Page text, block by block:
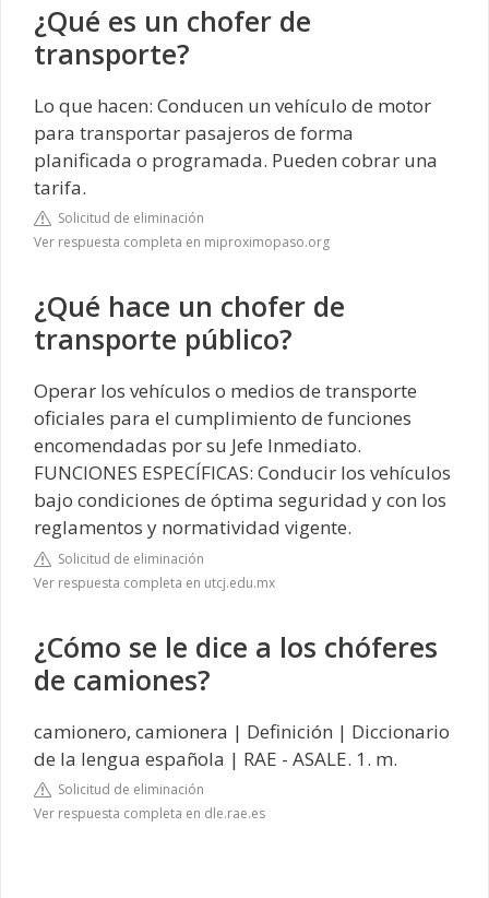
¿Qué es un chofer de
transporte?
Lo que hacen: Conducen un vehículo de motor
para transportar pasajeros de forma
planificada o programada. Pueden cobrar una
tarifa.
Solicitud de eliminación
Ver respuesta completa en miproximopaso.org
¿Qué hace un chofer de
transporte público?
Operar los vehículos o medios de transporte
oficiales para el cumplimiento de funciones
encomendadas por su Jefe Inmediato.
FUNCIONES ESPECÍFICAS: Conducir los vehículos
bajo condiciones de óptima seguridad y con los
reglamentos y normatividad vigente.
Solicitud de eliminación
Ver respuesta completa en utcj.edu.mx
¿Cómo se le dice a los chóferes
de camiones?
camionero, camionera | Definición | Diccionario
de la lengua española | RAE - ASALE. 1. m.
Solicitud de eliminación
Ver respuesta completa en dle.rae.es